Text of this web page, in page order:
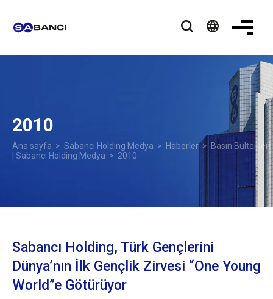
language
2010
Ana sayfa > Sabancı Holding Medya > Haberler> Basın Bültenleri
| Sabancı Holding Medya > 2010
Sabancı Holding, Türk Gençlerini
Dünya’nın İlk Gençlik Zirvesi “One Young
World”e Götürüyor